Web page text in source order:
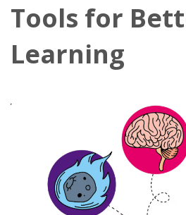
Tools for
Learning